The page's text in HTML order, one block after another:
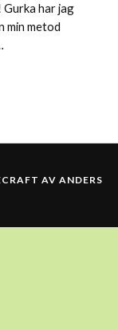
har jag
min metod
AV ANDERS